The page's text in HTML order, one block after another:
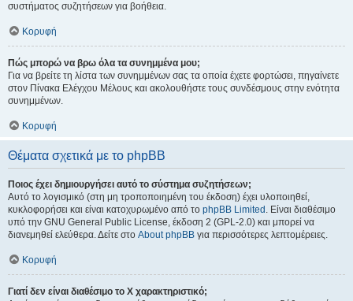
συστήματος συζητήσεων για βοήθεια.
Κορυφή
Πώς μπορώ να βρω όλα τα συνημμένα μου;
Για να βρείτε τη λίστα των συνημμένων σας τα οποία έχετε φορτώσει, πηγαίνετε
στον Πίνακα Ελέγχου Μέλους και ακολουθήστε τους συνδέσμους στην ενότητα
συνημμένων.
Κορυφή
Θέματα σχετικά με το phpBB
Ποιος έχει δημιουργήσει αυτό το σύστημα συζητήσεων;
Αυτό το λογισμικό (στη μη τροποποιημένη του έκδοση) έχει υλοποιηθεί,
κυκλοφορήσει και είναι κατοχυρωμένο από το phpBB Limited . Είναι διαθέσιμο
υπό την GNU General Public License, έκδοση 2 (GPL-2.0) και μπορεί να
διανεμηθεί ελεύθερα. Δείτε στο About phpBB για περισσότερες λεπτομέρειες.
Κορυφή
Γιατί δεν είναι διαθέσιμο το Χ χαρακτηριστικό;